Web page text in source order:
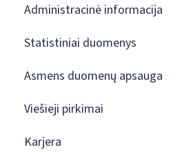
Administracinė informacija
Statistiniai duomenys
Asmens duomenų apsauga
Viešieji pirkimai
Karjera